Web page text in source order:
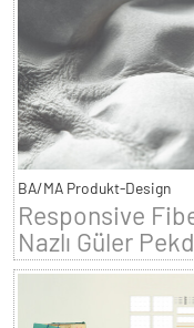
BA/MA Produkt-Design
Responsive
Nazlı Güler